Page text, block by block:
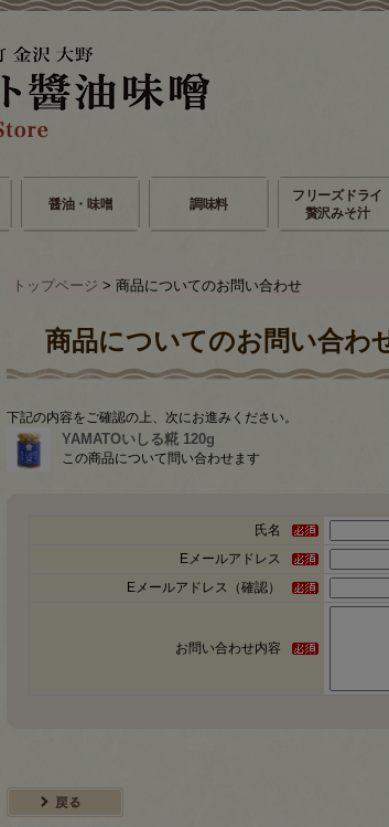
醤油・味噌 調味料
フリーズドライ
贅沢みそ汁
トップページ > 商品についてのお問い合わせ
商品についてのお問い合わ
下記の内容をご確認の上、次にお進みください。
YAMATOいしる糀 120g
この商品について問い合わせます
氏名
Eメールアドレス
Eメールアドレス（確認）
お問い合わせ内容